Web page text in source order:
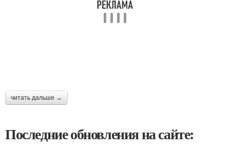
читать дальше →
Последние обновления на сайте: